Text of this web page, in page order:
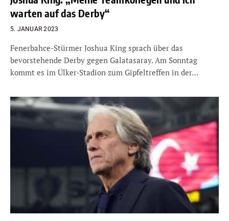
warten auf das Derby“
5. JANUAR 2023
Fenerbahce-Stürmer Joshua King sprach über das
bevorstehende Derby gegen Galatasaray. Am Sonntag
kommt es im Ülker-Stadion zum Gipfeltreffen in der…